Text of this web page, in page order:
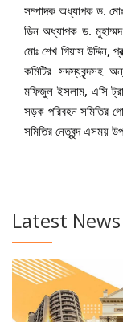
সম্পাদক অধ্যাপক ড. মোঃ
ডিন অধ্যাপক ড.
মোঃ শেখ গিয়াস উদ্দিন,
কমিটির সদস্যবৃন্দসহ
মফিজুল ইসলাম, এসি
সড়ক পরিবহন সমিতির
সমিতির নেতৃবৃন্দ এসময়
Latest News